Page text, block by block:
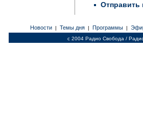
Отправить
Новости | Темы дня | Программы |
c 2004 Радио Свобода /